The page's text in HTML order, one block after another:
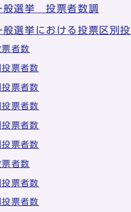
選挙 投票者数調
選挙における投票区別投
者数
票者数
票者数
票者数
票者数
票者数
者数
票者数
票者数